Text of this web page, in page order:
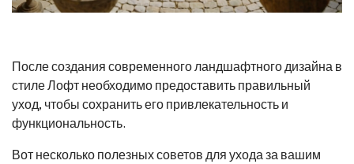
После создания современного ландшафтного дизайна в
стиле Лофт необходимо предоставить правильный
уход, чтобы сохранить его привлекательность и
функциональность.
Вот несколько полезных советов для ухода за вашим